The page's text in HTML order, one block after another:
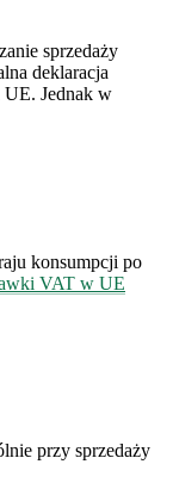
sprzedaży
deklaracja
Jednak w
konsumpcji po
VAT w UE
przy sprzedaży